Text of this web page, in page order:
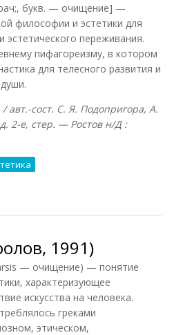
букв. — очищение] —
философии и эстетики для
эстетического переживания.
пифагореизму, в котором
для телесного развития и
авт.-сост. С. Я. Подопригора, А.
2-е, стер. — Ростов н/Д :
1991)
— очищение) — понятие
характеризующее
искусства на человека.
греками
этическом,